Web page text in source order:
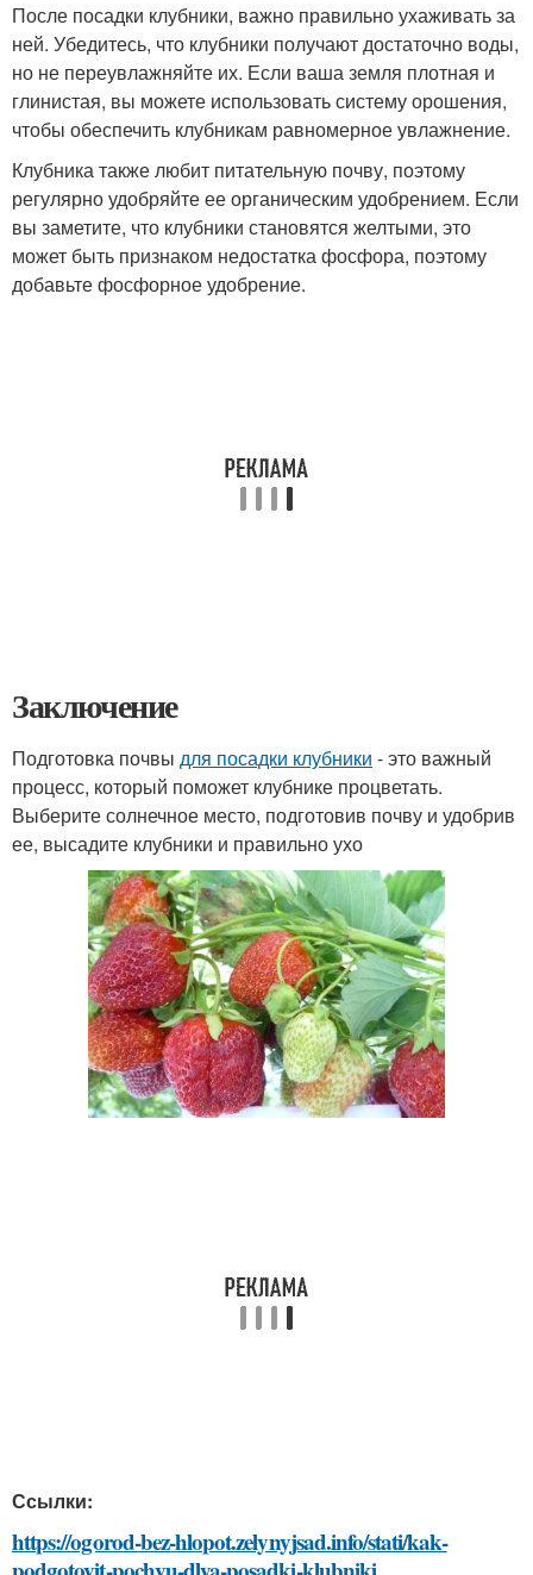
После посадки клубники, важно правильно ухаживать за
ней. Убедитесь, что клубники получают достаточно воды,
но не переувлажняйте их. Если ваша земля плотная и
глинистая, вы можете использовать систему орошения,
чтобы обеспечить клубникам равномерное увлажнение.
Клубника также любит питательную почву, поэтому
регулярно удобряйте ее органическим удобрением. Если
вы заметите, что клубники становятся желтыми, это
может быть признаком недостатка фосфора, поэтому
добавьте фосфорное удобрение.
Заключение
Подготовка почвы для посадки клубники - это важный
процесс, который поможет клубнике процветать.
Выберите солнечное место, подготовив почву и удобрив
ее, высадите клубники и правильно ухо
Ссылки:
https://ogorod-bez-hlopot.zelynyjsad.info/stati/kak-